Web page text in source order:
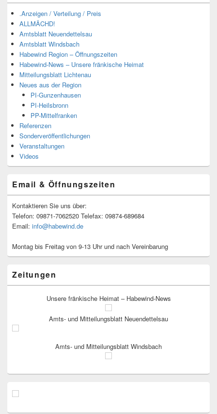
.Anzeigen / Verteilung / Preis
ALLMÄCHD!
Amtsblatt Neuendettelsau
Amtsblatt Windsbach
Habewind Region – Öffnungszeiten
Habewind-News – Unsere fränkische Heimat
Mitteilungsblatt Lichtenau
Neues aus der Region
PI-Gunzenhausen
PI-Heilsbronn
PP-Mittelfranken
Referenzen
Sonderveröffentlichungen
Veranstaltungen
Videos
Email & Öffnungszeiten
Kontaktieren Sie uns über:
Telefon: 09871-7062520 Telefax: 09874-689684
Email: info@habewind.de
Montag bis Freitag von 9-13 Uhr und nach Vereinbarung
Zeitungen
Unsere fränkische Heimat – Habewind-News
Amts- und Mitteilungsblatt Neuendettelsau
Amts- und Mitteilungsblatt Windsbach